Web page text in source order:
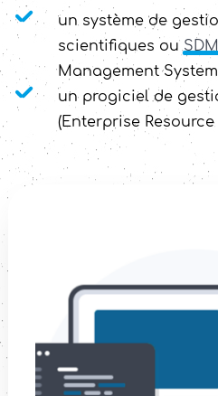
un système de
scientifiques ou
Management
un progiciel de
(Enterprise